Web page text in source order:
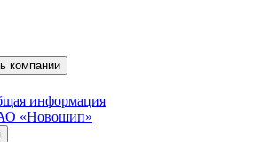
компании
информация
«Новошип»